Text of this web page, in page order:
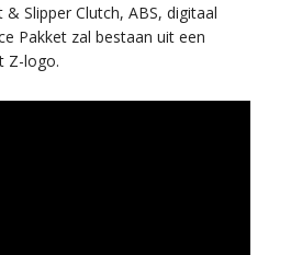
Slipper Clutch, ABS, digitaal
Pakket zal bestaan uit een
Z-logo.